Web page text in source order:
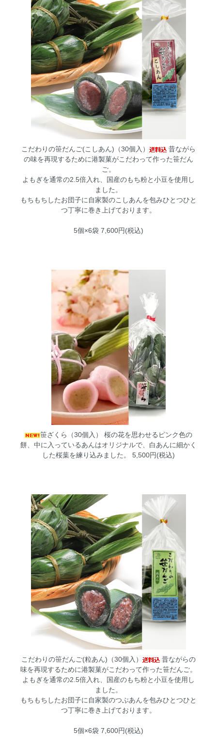
こだわりの笹だんご(こしあん)（30個入）
昔ながら
の味を再現するために港製菓がこだわって作った笹だん
ご。
よもぎを通常の2.5倍入れ、国産のもち粉と小豆を使用し
ました。
もちもちしたお団子に自家製のこしあんを包みひとつひと
つ丁寧に巻き上げております。
5個×6袋 7,600円(税込)
笹ざくら（30個入）
桜の花を思わせるピンク色の
餅、中に入っているあんはオリジナルで、白あんに細かく
した桜葉を練り込みました。 5,500円(税込)
こだわりの笹だんご(粒あん)（30個入）
昔ながらの
味を再現するために港製菓がこだわって作った笹だんご。
よもぎを通常の2.5倍入れ、国産のもち粉と小豆を使用し
ました。
もちもちしたお団子に自家製のつぶあんを包みひとつひと
つ丁寧に巻き上げております。
5個×6袋 7,600円(税込)